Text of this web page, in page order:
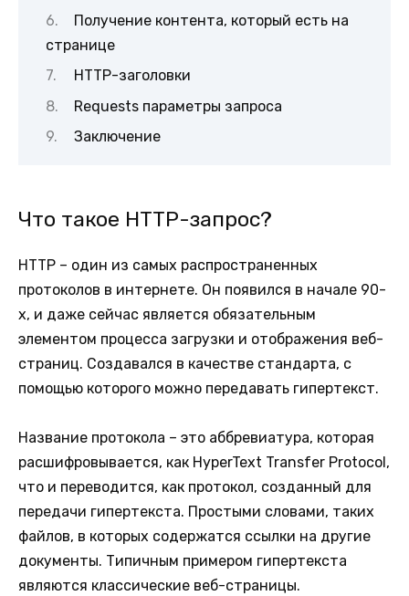
Получение контента, который есть на
странице
HTTP-заголовки
Requests параметры запроса
Заключение
Что такое HTTP-запрос?
HTTP – один из самых распространенных
протоколов в интернете. Он появился в начале 90-
х, и даже сейчас является обязательным
элементом процесса загрузки и отображения веб-
страниц. Создавался в качестве стандарта, с
помощью которого можно передавать гипертекст.
Название протокола – это аббревиатура, которая
расшифровывается, как HyperText Transfer Protocol,
что и переводится, как протокол, созданный для
передачи гипертекста. Простыми словами, таких
файлов, в которых содержатся ссылки на другие
документы. Типичным примером гипертекста
являются классические веб-страницы.